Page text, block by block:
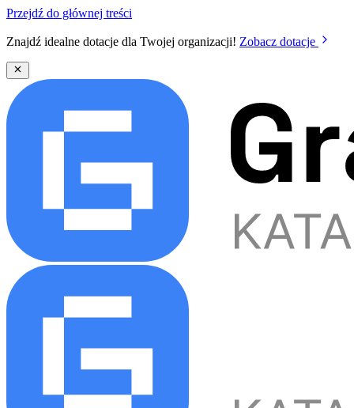
Przejdź do głównej treści
Znajdź idealne dotacje dla Twojej organizacji! Zobacz dotacje